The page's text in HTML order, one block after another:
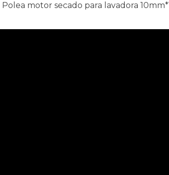
Polea motor secado para lavadora